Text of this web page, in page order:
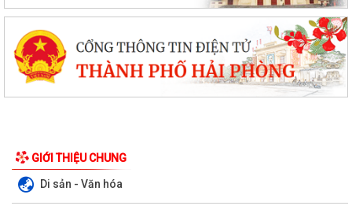
GIỚI THIỆU CHUNG
Di sản - Văn hóa